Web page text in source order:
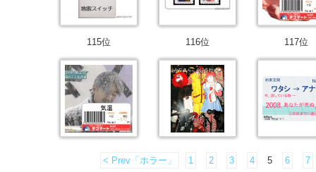
115位 116位 117位
< Prev「ホラー」 1 2 3 4 5 6 7